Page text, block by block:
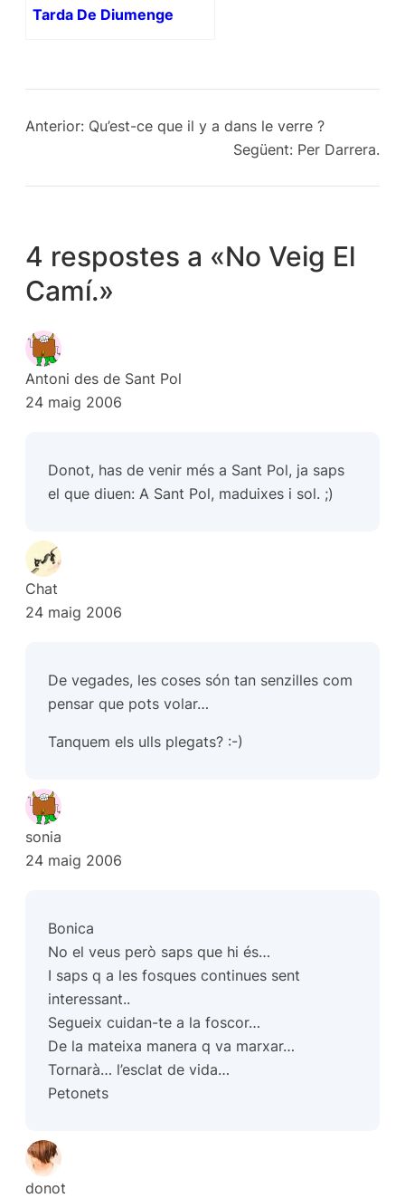
Tarda De Diumenge
Anterior: Qu’est-ce que il y a dans le verre ?
Següent: Per Darrera.
4 respostes a «No Veig El
Camí.»
Antoni des de Sant Pol
24 maig 2006
Donot, has de venir més a Sant Pol, ja saps
el que diuen: A Sant Pol, maduixes i sol. ;)
Chat
24 maig 2006
De vegades, les coses són tan senzilles com
pensar que pots volar…
Tanquem els ulls plegats? :-)
sonia
24 maig 2006
Bonica
No el veus però saps que hi és…
I saps q a les fosques continues sent
interessant..
Segueix cuidan-te a la foscor…
De la mateixa manera q va marxar…
Tornarà… l’esclat de vida…
Petonets
donot